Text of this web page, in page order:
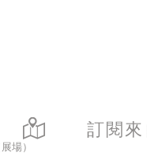
訂閱
場）